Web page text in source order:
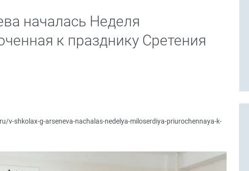
началась Неделя
к празднику Сретения
v-shkolax-g-arseneva-nachalas-nedelya-miloserdiya-priurochennaya-k-